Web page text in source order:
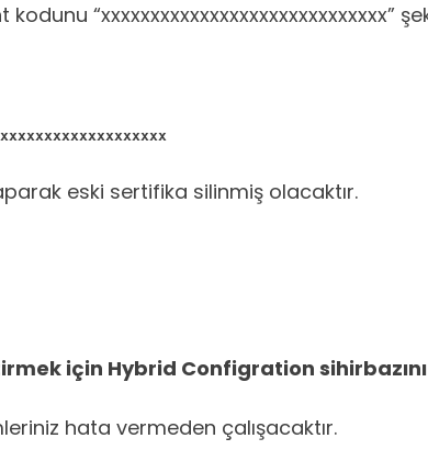
“xxxxxxxxxxxxxxxxxxxxxxxxxxxxx”
eski sertifika silinmiş olacaktır.
için Hybrid Configration
hata vermeden çalışacaktır.